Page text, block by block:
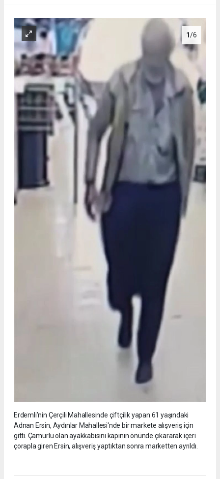
1/6
Erdemli’nin Çerçili Mahallesinde çiftçilik yapan 61 yaşındaki
Adnan Ersin, Aydınlar Mahallesi'nde bir markete alışveriş için
gitti. Çamurlu olan ayakkabısını kapının önünde çıkararak içeri
çorapla giren Ersin, alışveriş yaptıktan sonra marketten ayrıldı.